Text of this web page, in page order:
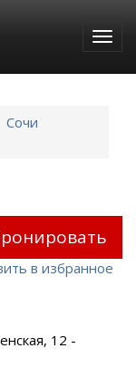
Сочи
в избранное
12 -